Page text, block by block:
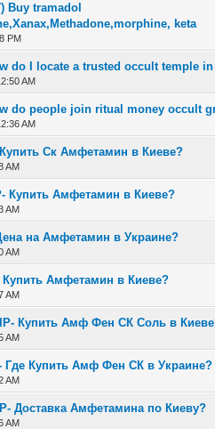
Buy tramadol
keta
PM
of 5 in Average
1234 5
do I locate a trusted occult temple
AM
of 5 in Average
1 2 345
do people join ritual money occult
AM
of 5 in Average
1 2345
Ск Амфетамин в Киеве?
AM
of 5 in Average
1 23 45
Купить Амфетамин в Киеве?
AM
of 5 in Average
12 3 4 5
на Амфетамин в Украине?
AM
of 5 in Average
123 45
Купить Амфетамин в Киеве?
AM
of 5 in Average
12 3 45
Купить Амф Фен СК Соль в
AM
of 5 in Average
1234 5
Где Купить Амф Фен СК в Украине?
AM
of 5 in Average
1 2345
Доставка Амфетамина по Киеву?
AM
of 5 in Average
12345